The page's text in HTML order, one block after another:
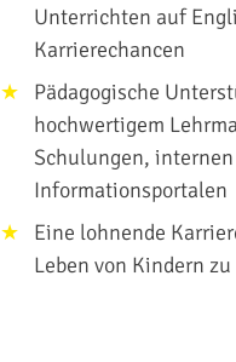
Unterrichten auf
Karrierechancen
Pädagogische
hochwertigem
Schulungen,
Informationsportalen
Eine lohnende
Leben von Kindern